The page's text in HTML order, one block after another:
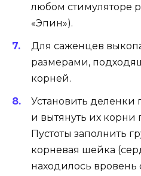
любом стимуляторе
«Эпин»).
Для саженцев
размерами,
корней.
Установить деленки
и вытянуть их корни
Пустоты заполнить
корневая шейка
находилось вровень